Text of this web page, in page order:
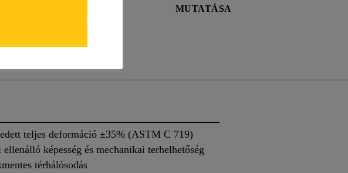
MUTATÁSA
teljes deformáció ±35% (ASTM C 719)
ellenálló képesség és mechanikai terhelhetőség
térhálósodás